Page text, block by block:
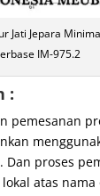
Jati Jepara
IM-975.2
:
pemesanan
Dan proses
atas nama